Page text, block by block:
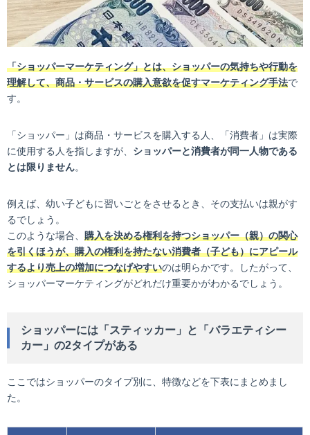
「ショッパーマーケティング」とは、ショッパーの気持ちや行動を
理解して、商品・サービスの購入意欲を促すマーケティング手法で
す。
「ショッパー」は商品・サービスを購入する人、「消費者」は実際
に使用する人を指しますが、 ショッパーと消費者が同一人物である
とは限りません。
例えば、幼い子どもに習いごとをさせるとき、その支払いは親がす
るでしょう。
このような場合、 購入を決める権利を持つショッパー（親）の関心
を引くほうが、購入の権利を持たない消費者（子ども）にアピール
するより売上の増加につなげやすいのは明らかです。したがって、
ショッパーマーケティングがどれだけ重要かがわかるでしょう。
ショッパーには「スティッカー」と「バラエティシー
カー」の2タイプがある
ここではショッパーのタイプ別に、特徴などを下表にまとめまし
た。